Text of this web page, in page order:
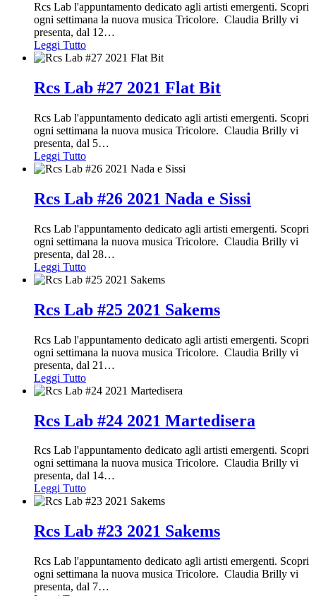
Rcs Lab l'appuntamento dedicato agli artisti emergenti. Scopri
ogni settimana la nuova musica Tricolore. Claudia Brilly vi
presenta, dal 12…
Leggi Tutto
Rcs Lab #27 2021 Flat Bit
Rcs Lab l'appuntamento dedicato agli artisti emergenti. Scopri
ogni settimana la nuova musica Tricolore. Claudia Brilly vi
presenta, dal 5…
Leggi Tutto
Rcs Lab #26 2021 Nada e Sissi
Rcs Lab l'appuntamento dedicato agli artisti emergenti. Scopri
ogni settimana la nuova musica Tricolore. Claudia Brilly vi
presenta, dal 28…
Leggi Tutto
Rcs Lab #25 2021 Sakems
Rcs Lab l'appuntamento dedicato agli artisti emergenti. Scopri
ogni settimana la nuova musica Tricolore. Claudia Brilly vi
presenta, dal 21 …
Leggi Tutto
Rcs Lab #24 2021 Martedisera
Rcs Lab l'appuntamento dedicato agli artisti emergenti. Scopri
ogni settimana la nuova musica Tricolore. Claudia Brilly vi
presenta, dal 14…
Leggi Tutto
Rcs Lab #23 2021 Sakems
Rcs Lab l'appuntamento dedicato agli artisti emergenti. Scopri
ogni settimana la nuova musica Tricolore. Claudia Brilly vi
presenta, dal 7…